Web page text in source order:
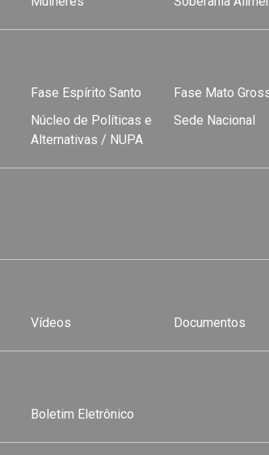
Fase Espírito Santo
Fase Mato
Núcleo de Políticas e
Alternativas / NUPA
Sede Nacional
Vídeos Documentos
Boletim Eletrônico